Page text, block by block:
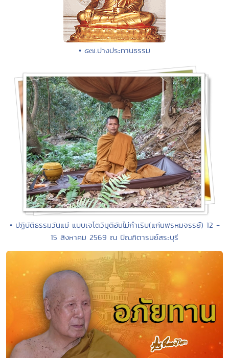
• ๕๗.ปางประทานธรรม
• ปฏิบัติธรรมวันแม่ แบบเจโตวิมุติอันไม่กำเริบ(แก่นพรหมจรรย์) 12 -
15 สิงหาคม 2569 ณ ปัณฑิตารมย์สระบุรี